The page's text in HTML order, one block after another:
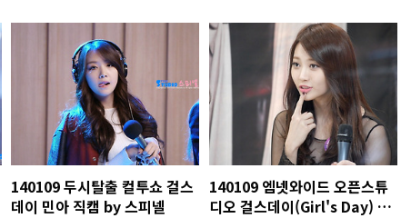
140109 두시탈출 컬투쇼 걸스
데이 민아 직캠 by 스피넬
140109 엠넷와이드 오픈스튜
디오 걸스데이(Girl's Day) 유